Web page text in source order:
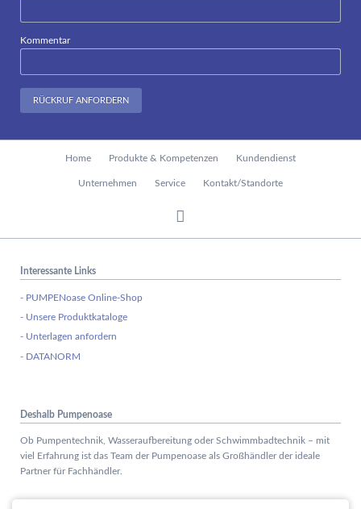
Kommentar
RÜCKRUF ANFORDERN
Home Produkte & Kompetenzen Kundendienst
Unternehmen Service Kontakt/Standorte
Interessante Links
- PUMPENoase Online-Shop
- Unsere Produktkataloge
- Unterlagen anfordern
- DATANORM
Deshalb Pumpenoase
Ob Pumpentechnik, Wasseraufbereitung oder Schwimmbadtechnik – mit
viel Erfahrung ist das Team der Pumpenoase als Großhändler der ideale
Partner für Fachhändler.